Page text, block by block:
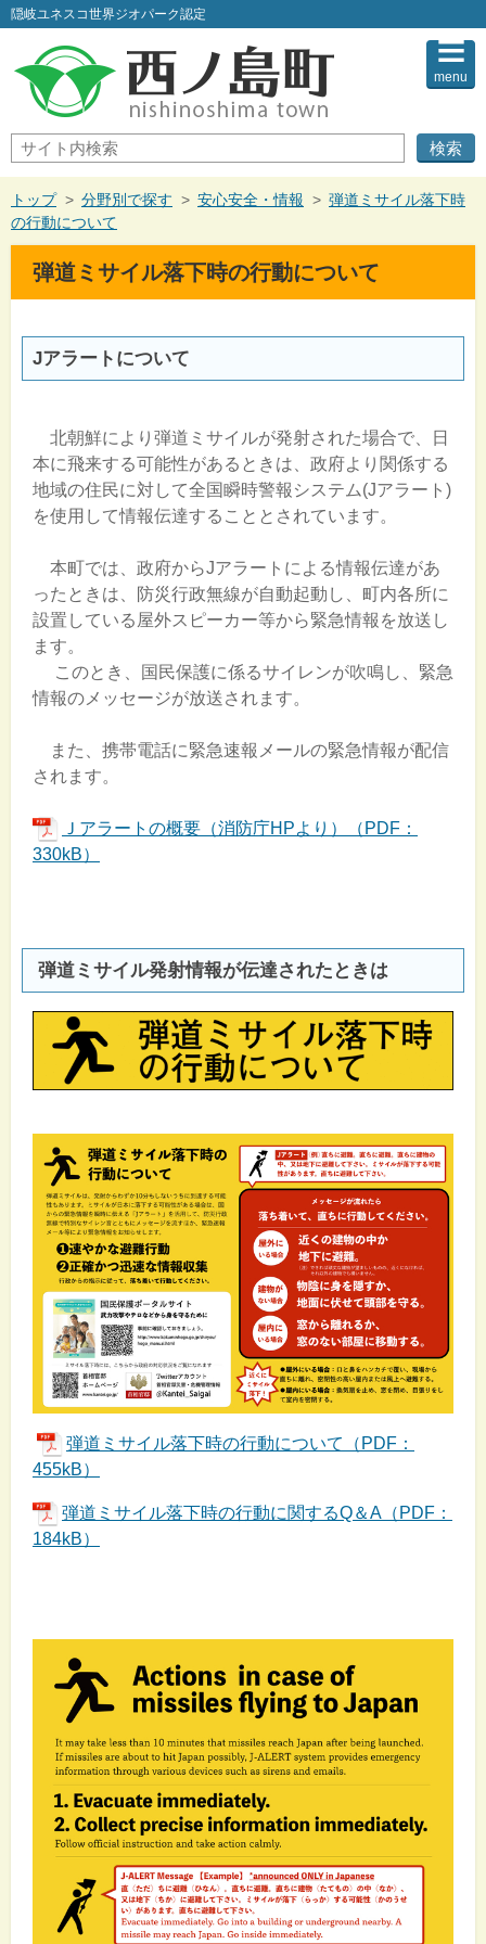
このページの本文へ
隠岐ユネスコ世界ジオパーク認定
サ
イ
ト
内
検
索
menu
現
在
の
トップ > 分野別で探す > 安心安全・情報 > 弾道ミサイル落下時
の行動について
弾道ミサイル落下時の行動について
Jアラートについて
北朝鮮により弾道ミサイルが発射された場合で、日
本に飛来する可能性があるときは、政府より関係する
地域の住民に対して全国瞬時警報システム(Jアラート)
を使用して情報伝達することとされています。
本町では、政府からJアラートによる情報伝達があ
ったときは、防災行政無線が自動起動し、町内各所に
設置している屋外スピーカー等から緊急情報を放送し
ます。
このとき、国民保護に係るサイレンが吹鳴し、緊急
情報のメッセージが放送されます。
また、携帯電話に緊急速報メールの緊急情報が配信
されます。
Ｊアラートの概要（消防庁HPより）（PDF：
330kB）
弾道ミサイル発射情報が伝達されたときは
弾道ミサイル落下時の行動について（PDF：
455kB）
弾道ミサイル落下時の行動に関するQ＆A（PDF：
184kB）